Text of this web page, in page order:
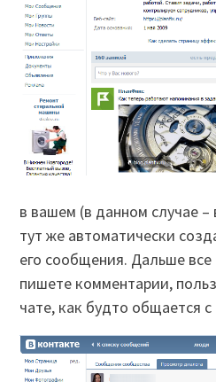
в вашем (в данном случае
тут же автоматически
его сообщения. Дальше
пишете комментарии,
чате, как будто общается